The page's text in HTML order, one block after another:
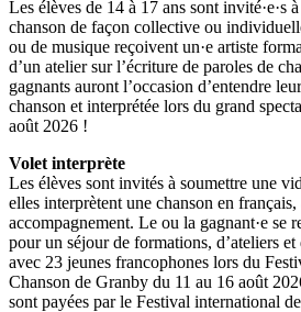
Les élèves de 14 à 17 ans sont invité·e·s
chanson de façon collective ou
ou de musique reçoivent un·e artiste
d’un atelier sur l’écriture de paroles de
gagnants auront l’occasion d’entendre
chanson et interprétée lors du grand
août 2026 !
Volet interprète
Les élèves sont invités à soumettre une
elles interprètent une chanson en français,
accompagnement. Le ou la gagnant·e se
pour un séjour de formations, d’ateliers et
avec 23 jeunes francophones lors du
Chanson de Granby du 11 au 16 août
sont payées par le Festival international